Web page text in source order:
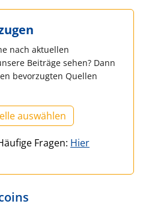
nach aktuellen
Beiträge sehen? Dann
bevorzugten Quellen
auswählen
Fragen: Hier